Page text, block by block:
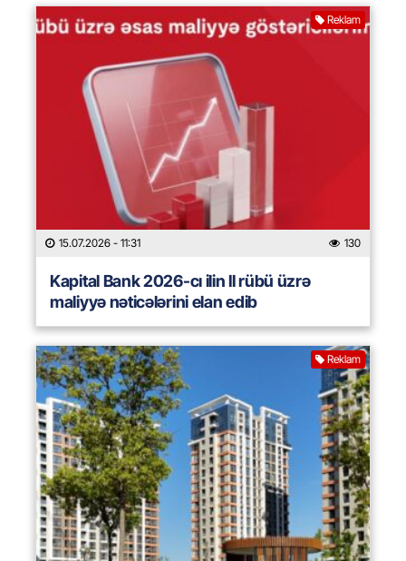
Reklam
15.07.2026 - 11:31 130
Kapital Bank 2026-cı ilin II rübü üzrə
maliyyə nəticələrini elan edib
Reklam